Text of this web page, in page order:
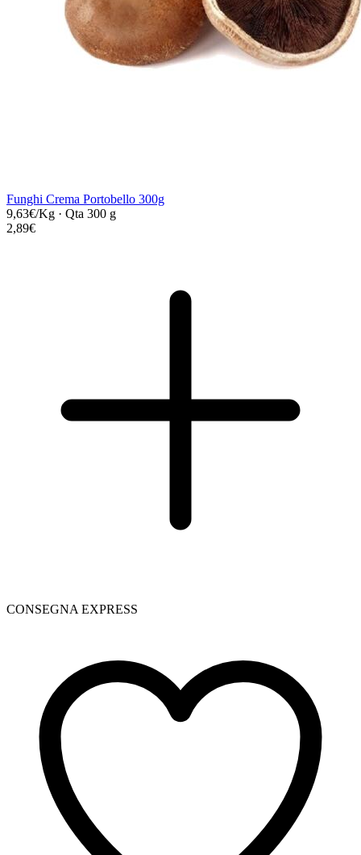
Funghi Crema Portobello 300g
9,63€/Kg · Qta 300 g
2,89€
CONSEGNA EXPRESS